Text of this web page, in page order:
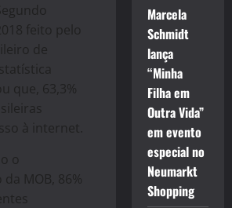
feito pelo
de
que, 63,3%
à internet.
o
MOB, 86%
Marcela
Schmidt
lança
“Minha
Filha em
Outra Vida”
em evento
especial no
Neumarkt
Shopping